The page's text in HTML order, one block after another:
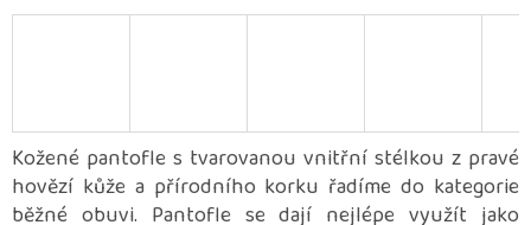
Kožené pantofle s tvarovanou vnitřní stélkou z pravé
hovězí kůže a přírodního korku řadíme do kategorie
běžné obuvi. Pantofle se dají nejlépe využít jako